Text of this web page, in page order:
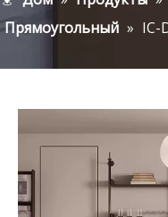
Прямоугольный » IC-